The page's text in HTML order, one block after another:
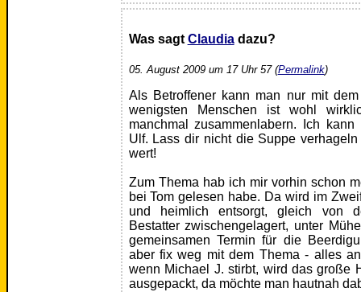
Was sagt Claudiadazu?
05. August 2009 um 17 Uhr 57 (Permalink)
Als Betroffener kann man nur mit
wenigsten Menschen ist wohl
manchmal zusammenlabern. Ich
Ulf. Lass dir nicht die Suppe
wert!
Zum Thema hab ich mir vorhin schon
bei Tom gelesen habe. Da wird im
und heimlich entsorgt, gleich von
Bestatter zwischengelagert, unter
gemeinsamen Termin für die
aber fix weg mit dem Thema - alles
wenn Michael J. stirbt, wird das große
ausgepackt, da möchte man hautnah